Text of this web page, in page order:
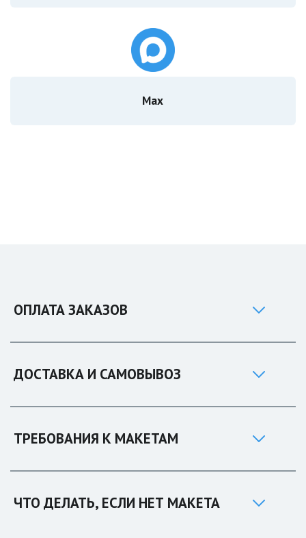
Мах
ОПЛАТА ЗАКАЗОВ
ДОСТАВКА И САМОВЫВОЗ
ТРЕБОВАНИЯ К МАКЕТАМ
ЧТО ДЕЛАТЬ, ЕСЛИ НЕТ МАКЕТА